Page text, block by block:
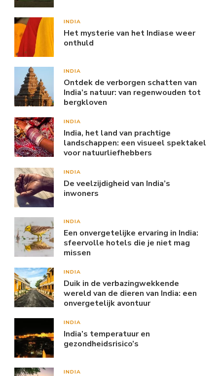
INDIA
Het mysterie van het Indiase weer
onthuld
INDIA
Ontdek de verborgen schatten van
India’s natuur: van regenwouden tot
bergkloven
INDIA
India, het land van prachtige
landschappen: een visueel spektakel
voor natuurliefhebbers
INDIA
De veelzijdigheid van India’s
inwoners
INDIA
Een onvergetelijke ervaring in India:
sfeervolle hotels die je niet mag
missen
INDIA
Duik in de verbazingwekkende
wereld van de dieren van India: een
onvergetelijk avontuur
INDIA
India’s temperatuur en
gezondheidsrisico’s
INDIA